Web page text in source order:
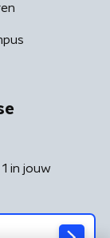
in jouw